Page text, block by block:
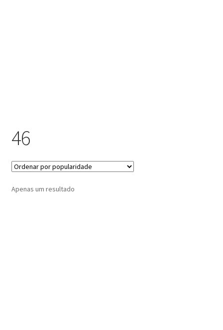
46
Apenas um resultado